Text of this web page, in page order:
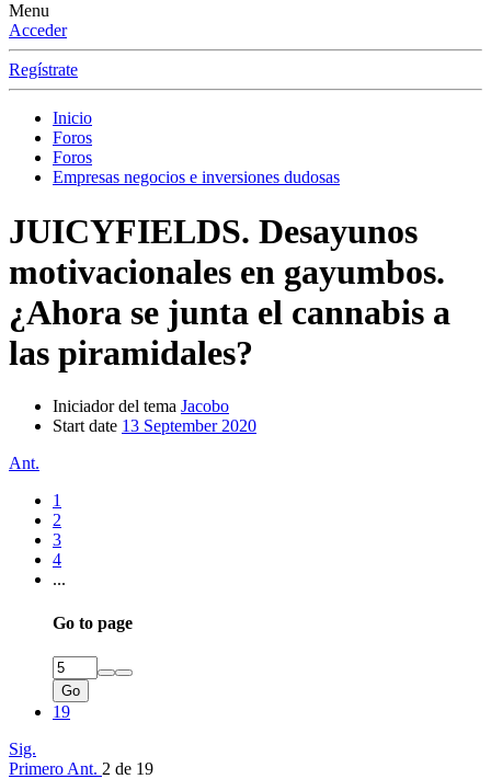
Menu
Acceder
Regístrate
Inicio
Foros
Foros
Empresas negocios e inversiones dudosas
JUICYFIELDS. Desayunos
motivacionales en gayumbos.
¿Ahora se junta el cannabis a
las piramidales?
Iniciador del tema Jacobo
Start date 13 September 2020
Ant.
1
2
3
4
...
Go to page
Go
19
Sig.
Primero Ant. 2 de 19